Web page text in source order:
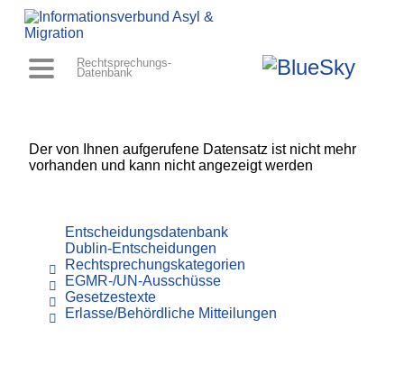
Rechtsprechungs-
Datenbank
Der von Ihnen aufgerufene Datensatz ist nicht mehr
vorhanden und kann nicht angezeigt werden
Entscheidungsdatenbank
Dublin-Entscheidungen
Rechtsprechungskategorien
EGMR-/UN-Ausschüsse
Gesetzestexte
Erlasse/Behördliche Mitteilungen